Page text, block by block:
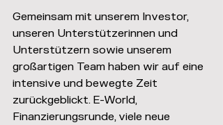
Gemeinsam mit unserem Investor,
unseren Unterstützerinnen und
Unterstützern sowie unserem
großartigen Team haben wir auf eine
intensive und bewegte Zeit
zurückgeblickt. E-World,
Finanzierungsrunde, viele neue